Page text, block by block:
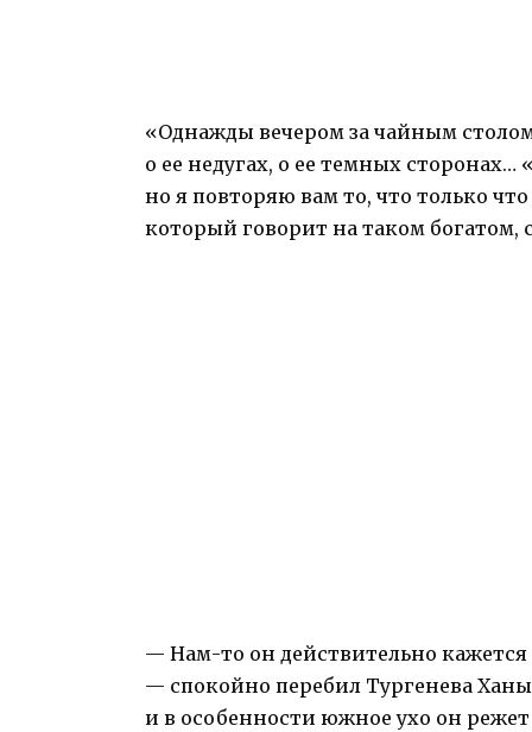
«Однажды вечером за чайным
о ее недугах, о ее темных
но я повторяю вам то, что только
который говорит на таком богатом,
— Нам-то он действительно
— спокойно перебил Тургенева
и в особенности южное ухо он